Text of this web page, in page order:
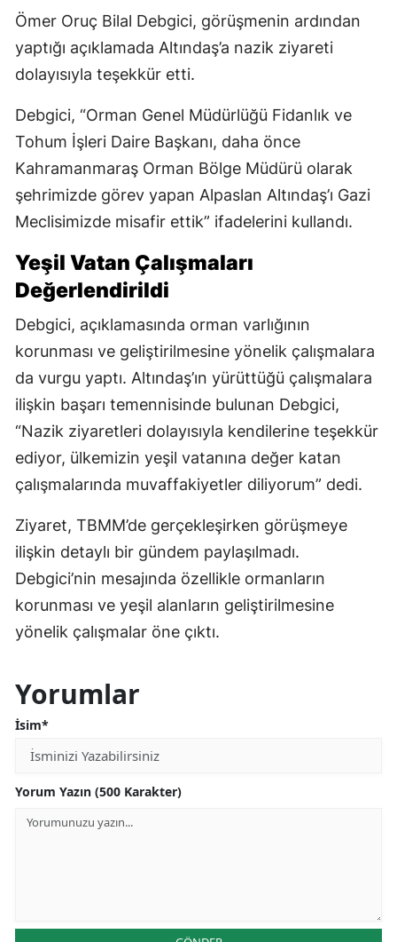
Ömer Oruç Bilal Debgici, görüşmenin ardından
yaptığı açıklamada Altındaş’a nazik ziyareti
dolayısıyla teşekkür etti.
Debgici, “Orman Genel Müdürlüğü Fidanlık ve
Tohum İşleri Daire Başkanı, daha önce
Kahramanmaraş Orman Bölge Müdürü olarak
şehrimizde görev yapan Alpaslan Altındaş’ı Gazi
Meclisimizde misafir ettik” ifadelerini kullandı.
Yeşil Vatan Çalışmaları
Değerlendirildi
Debgici, açıklamasında orman varlığının
korunması ve geliştirilmesine yönelik çalışmalara
da vurgu yaptı. Altındaş’ın yürüttüğü çalışmalara
ilişkin başarı temennisinde bulunan Debgici,
“Nazik ziyaretleri dolayısıyla kendilerine teşekkür
ediyor, ülkemizin yeşil vatanına değer katan
çalışmalarında muvaffakiyetler diliyorum” dedi.
Ziyaret, TBMM’de gerçekleşirken görüşmeye
ilişkin detaylı bir gündem paylaşılmadı.
Debgici’nin mesajında özellikle ormanların
korunması ve yeşil alanların geliştirilmesine
yönelik çalışmalar öne çıktı.
Yorumlar
İsim*
Yorum Yazın (500 Karakter)